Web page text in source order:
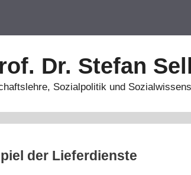
Dr. Stefan Sell
Sozialpolitik und
der Lieferdienste